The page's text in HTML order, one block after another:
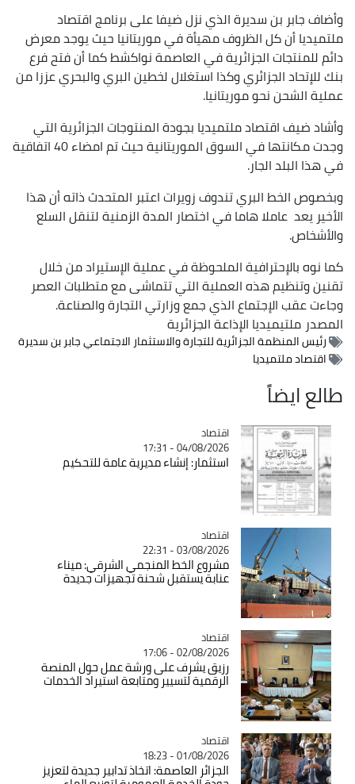
وأضاف جابر بن سديرة الذي نزل ضيفا على برنامج اقتصاد
ملتميديا أن كل الظروف مهيأة في موريتانيا حيث يوجد معرض
دائم للمنتجات الجزائرية في العاصمة نواكشط كما أن فتح فرع
بنك للإتحاد الجزائري وكذا استغلال لخطين البري والبحري عززا من
عملية الشحن نحو موريتانيا.
وأشاد ضيف اقتصاد ملتميديا بجودة المنتوجات الجزائرية التي
وجدت مكانتها في السوق الموريتانية حيث تم امضاء 40 اتفاقية
في هذا البلد الجار.
وبخصوص الخط البري تندوف زويرات اعتبر المتحدث ذاته أن هذا
الأخير يعد عاملا هاما في اختصار المدة الزمنية لتنقل السلع
والأشخاص.
كما نوه بالإحترافية الملحوظة في عملية الإستيراد من خلال
تقنين وتنظيم هذه العملية التي تتماشى مع متطلبات العصر
وجاءت عقب الإجتماع الذي جمع وزارتي التجارة والصناعة.
المصدرملتيميديا الإذاعة الجزائرية
رئيس المنظمة الجزائرية للتجارة والاستثمار الاجتماعي جابر بن سديرة
اقتصاد ملتميديا
طالع ايضاً
Catégorie
اقتصاد
04/08/2026 - 17:31
استثمار: إنشاء مديرية عامة للتحكيم
Catégorie
اقتصاد
03/08/2026 - 22:31
مشروع الخط المنجمي الشرقي: ميناء
عنابة يستقبل شحنة تجهيزات جديدة
Catégorie
اقتصاد
02/08/2026 - 17:06
رزيق يشرف على ورشة عمل حول المنصة
الرقمية لتسيير ومتابعة استيراد الخدمات
Catégorie
اقتصاد
01/08/2026 - 18:23
الجزائر العاصمة: اتخاذ تدابير جديدة لتعزيز